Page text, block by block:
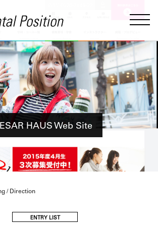
HAUS Web Site
/ Direction
ENTRY LIST